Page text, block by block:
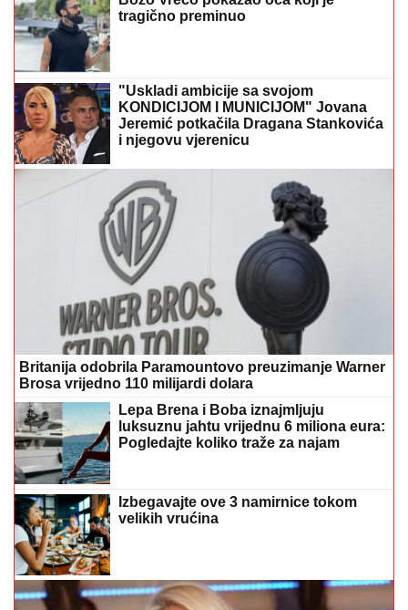
tragično preminuo
"Uskladi ambicije sa svojom
KONDICIJOM I MUNICIJOM" Jovana
Jeremić potkačila Dragana Stankovića
i njegovu vjerenicu
Britanija odobrila Paramountovo preuzimanje Warner
Brosa vrijedno 110 milijardi dolara
Lepa Brena i Boba iznajmljuju
luksuznu jahtu vrijednu 6 miliona eura:
Pogledajte koliko traže za najam
Izbegavajte ove 3 namirnice tokom
velikih vrućina